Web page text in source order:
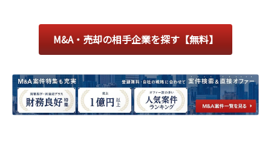
M&A・売却の相手企業を探す【無料】